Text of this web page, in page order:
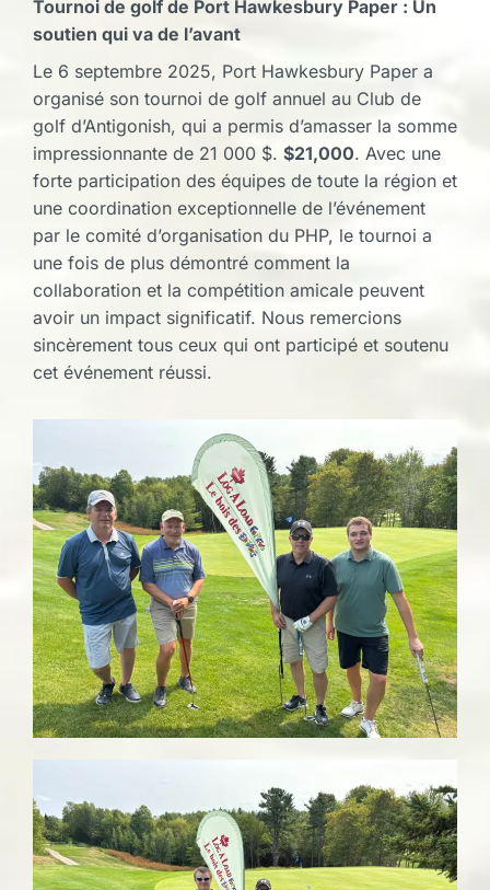
Tournoi de golf de Port Hawkesbury Paper : Un
soutien qui va de l’avant
Le 6 septembre 2025, Port Hawkesbury Paper a
organisé son tournoi de golf annuel au Club de
golf d’Antigonish, qui a permis d’amasser la somme
impressionnante de 21 000 $. $21,000. Avec une
forte participation des équipes de toute la région et
une coordination exceptionnelle de l’événement
par le comité d’organisation du PHP, le tournoi a
une fois de plus démontré comment la
collaboration et la compétition amicale peuvent
avoir un impact significatif. Nous remercions
sincèrement tous ceux qui ont participé et soutenu
cet événement réussi.